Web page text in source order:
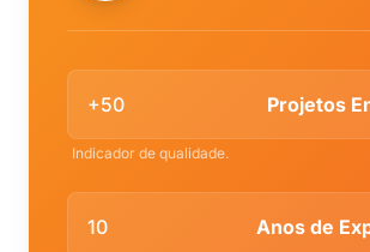
+50 Projetos
Indicador de qualidade.
10 Anos de